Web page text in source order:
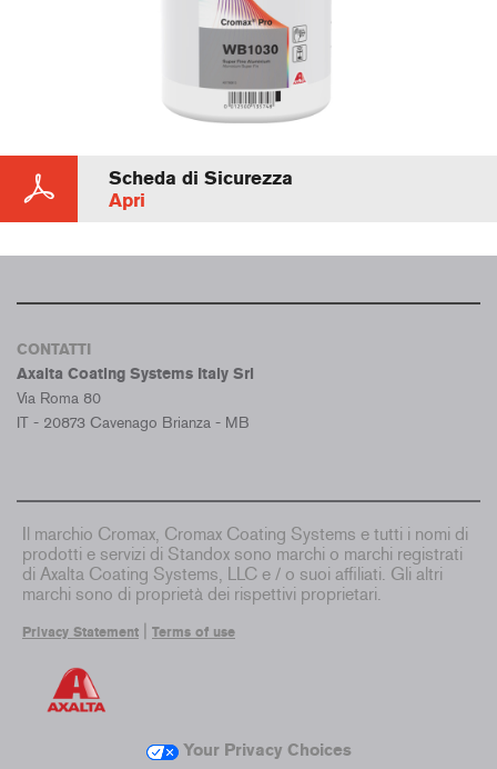
Scheda di Sicurezza
Apri
CONTATTI
Axalta Coating Systems Italy Srl
Via Roma 80
IT - 20873 Cavenago Brianza - MB
Il marchio Cromax, Cromax Coating Systems e tutti i nomi di
prodotti e servizi di Standox sono marchi o marchi registrati
di Axalta Coating Systems, LLC e / o suoi affiliati. Gli altri
marchi sono di proprietà dei rispettivi proprietari.
Privacy Statement Terms of use
Your Privacy Choices